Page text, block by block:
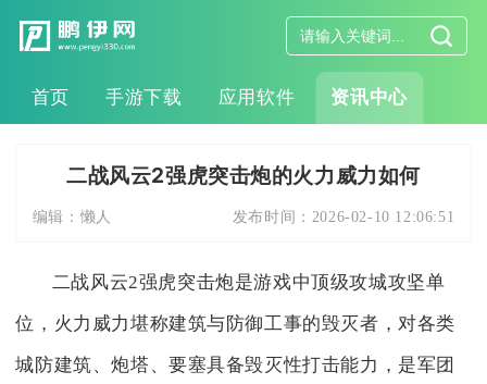
首页 手游下载 应用软件 资讯中心
二战风云2强虎突击炮的火力威力如何
编辑： 懒人 发布时间： 2026-02-10 12:06:51
二战风云2强虎突击炮是游戏中顶级攻城攻坚单
位，火力威力堪称建筑与防御工事的毁灭者，对各类
城防建筑、炮塔、要塞具备毁灭性打击能力，是军团